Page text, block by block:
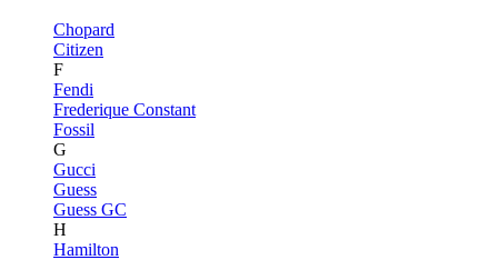
Chopard
Citizen
F
Fendi
Frederique Constant
Fossil
G
Gucci
Guess
Guess GC
H
Hamilton